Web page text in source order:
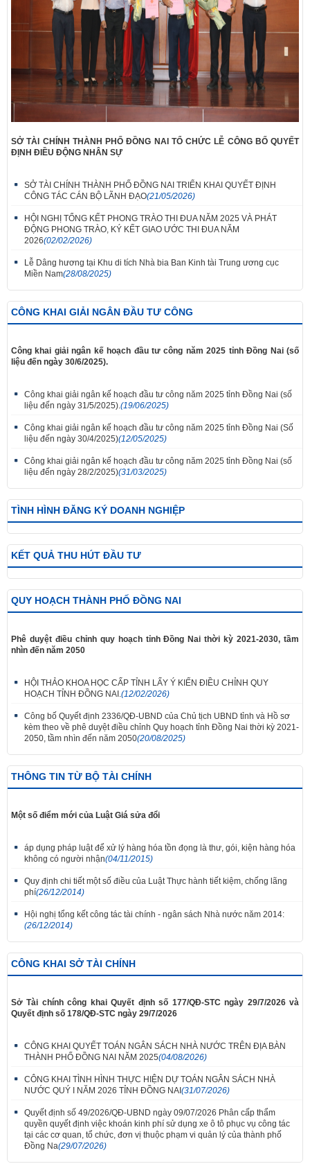
SỞ TÀI CHÍNH THÀNH PHỐ ĐỒNG NAI TỔ CHỨC LỄ CÔNG BỐ QUYẾT
ĐỊNH ĐIỀU ĐỘNG NHÂN SỰ
SỞ TÀI CHÍNH THÀNH PHỐ ĐỒNG NAI TRIỂN KHAI QUYẾT ĐỊNH
CÔNG TÁC CÁN BỘ LÃNH ĐẠO(21/05/2026)
HỘI NGHỊ TỔNG KẾT PHONG TRÀO THI ĐUA NĂM 2025 VÀ PHÁT
ĐỘNG PHONG TRÀO, KÝ KẾT GIAO ƯỚC THI ĐUA NĂM
2026(02/02/2026)
Lễ Dâng hương tại Khu di tích Nhà bia Ban Kinh tài Trung ương cục
Miền Nam(28/08/2025)
CÔNG KHAI GIẢI NGÂN ĐẦU TƯ CÔNG
Công khai giải ngân kế hoạch đầu tư công năm 2025 tỉnh Đồng Nai (số
liệu đến ngày 30/6/2025).
Công khai giải ngân kế hoạch đầu tư công năm 2025 tỉnh Đồng Nai (số
liệu đến ngày 31/5/2025). (19/06/2025)
Công khai giải ngân kế hoạch đầu tư công năm 2025 tỉnh Đồng Nai (Số
liệu đến ngày 30/4/2025)(12/05/2025)
Công khai giải ngân kế hoạch đầu tư công năm 2025 tỉnh Đồng Nai (số
liệu đến ngày 28/2/2025)(31/03/2025)
TÌNH HÌNH ĐĂNG KÝ DOANH NGHIỆP
KẾT QUẢ THU HÚT ĐẦU TƯ
QUY HOẠCH THÀNH PHỐ ĐỒNG NAI
Phê duyệt điều chỉnh quy hoạch tỉnh Đồng Nai thời kỳ 2021-2030, tầm
nhìn đến năm 2050
HỘI THẢO KHOA HỌC CẤP TỈNH LẤY Ý KIẾN ĐIỀU CHỈNH QUY
HOẠCH TỈNH ĐỒNG NAI. (12/02/2026)
Công bố Quyết định 2336/QĐ-UBND của Chủ tịch UBND tỉnh và Hồ sơ
kèm theo về phê duyệt điều chỉnh Quy hoạch tỉnh Đồng Nai thời kỳ 2021-
2050, tầm nhìn đến năm 2050(20/08/2025)
THÔNG TIN TỪ BỘ TÀI CHÍNH
Một số điểm mới của Luật Giá sửa đổi
áp dụng pháp luật để xử lý hàng hóa tồn đọng là thư, gói, kiện hàng hóa
không có người nhận(04/11/2015)
Quy định chi tiết một số điều của Luật Thực hành tiết kiệm, chống lãng
phí(26/12/2014)
Hội nghị tổng kết công tác tài chính - ngân sách Nhà nước năm 2014:
(26/12/2014)
CÔNG KHAI SỞ TÀI CHÍNH
Sở Tài chính công khai Quyết định số 177/QĐ-STC ngày 29/7/2026 và
Quyết định số 178/QĐ-STC ngày 29/7/2026
CÔNG KHAI QUYẾT TOÁN NGÂN SÁCH NHÀ NƯỚC TRÊN ĐỊA BÀN
THÀNH PHỐ ĐỒNG NAI NĂM 2025(04/08/2026)
CÔNG KHAI TÌNH HÌNH THỰC HIỆN DỰ TOÁN NGÂN SÁCH NHÀ
NƯỚC QUÝ I NĂM 2026 TỈNH ĐỒNG NAI(31/07/2026)
Quyết định số 49/2026/QĐ-UBND ngày 09/07/2026 Phân cấp thẩm
quyền quyết định việc khoán kinh phí sử dụng xe ô tô phục vụ công tác
tại các cơ quan, tổ chức, đơn vị thuộc phạm vi quản lý của thành phố
Đồng Na(29/07/2026)